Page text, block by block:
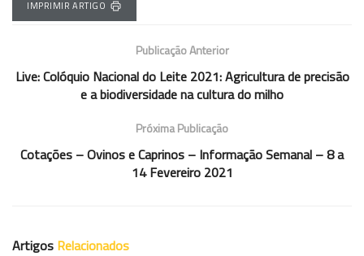
IMPRIMIR ARTIGO
Publicação Anterior
Live: Colóquio Nacional do Leite 2021: Agricultura de precisão
e a biodiversidade na cultura do milho
Próxima Publicação
Cotações – Ovinos e Caprinos – Informação Semanal – 8 a
14 Fevereiro 2021
Artigos Relacionados